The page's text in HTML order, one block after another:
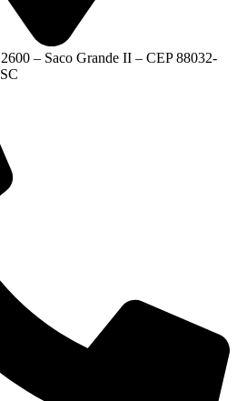
– Saco Grande II – CEP 88032-